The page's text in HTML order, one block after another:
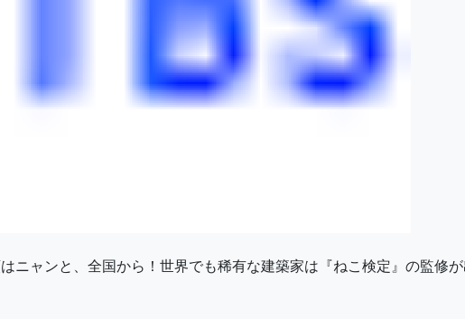
ニャンと、全国から！世界でも稀有な建築家は『ねこ検定』の監修